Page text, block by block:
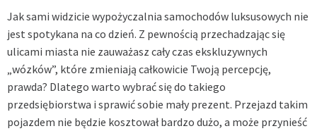
Jak sami widzicie wypożyczalnia samochodów luksusowych nie
jest spotykana na co dzień. Z pewnością przechadzając się
ulicami miasta nie zauważasz cały czas ekskluzywnych
„wózków”, które zmieniają całkowicie Twoją percepcję,
prawda? Dlatego warto wybrać się do takiego
przedsiębiorstwa i sprawić sobie mały prezent. Przejazd takim
pojazdem nie będzie kosztował bardzo dużo, a może przynieść